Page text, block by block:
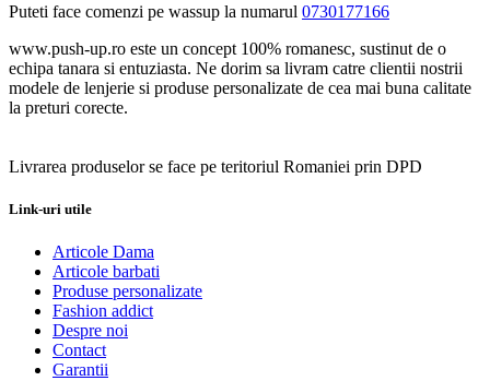
Puteti face comenzi pe wassup la numarul 0730177166
www.push-up.ro este un concept 100% romanesc, sustinut de o
echipa tanara si entuziasta. Ne dorim sa livram catre clientii nostrii
modele de lenjerie si produse personalizate de cea mai buna calitate
la preturi corecte.
Livrarea produselor se face pe teritoriul Romaniei prin DPD
Link-uri utile
Articole Dama
Articole barbati
Produse personalizate
Fashion addict
Despre noi
Contact
Garantii